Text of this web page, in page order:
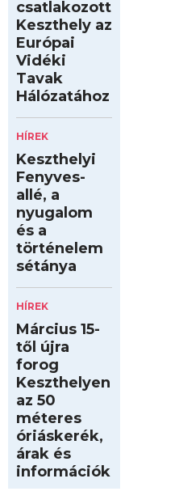
csatlakozott
Keszthely az
Európai
Vidéki
Tavak
Hálózatához
HÍREK
Keszthelyi
Fenyves-
allé, a
nyugalom
és a
történelem
sétánya
HÍREK
Március 15-
től újra
forog
Keszthelyen
az 50
méteres
óriáskerék,
árak és
információk